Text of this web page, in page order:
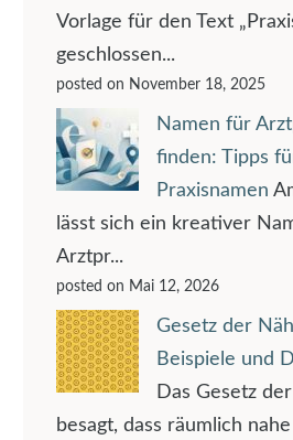
Vorlage für den Text
geschlossen...
posted on November 18, 2025
Namen für
finden: Tipps
Praxisnamen
lässt sich ein kreativer
Arztpr...
posted on Mai 12, 2026
Gesetz der
Beispiele und
Das Gesetz
besagt, dass räumlich